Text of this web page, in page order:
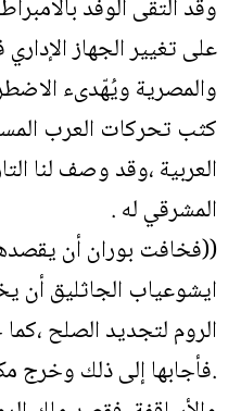
وقد التقى الوفد
على تغيير الجهاز
والمصرية ويُهّدىء
كثب تحركات العرب
العربية ،وقد وصف لنا
المشرقي له .
((فخافت بوران أن
ايشوعياب الجاثليق أن
الروم لتجديد الصلح
.فأجابها إلى ذلك وخرج